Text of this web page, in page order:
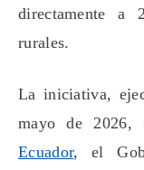
directamente a
rurales.
La iniciativa,
mayo de
Ecuador, el